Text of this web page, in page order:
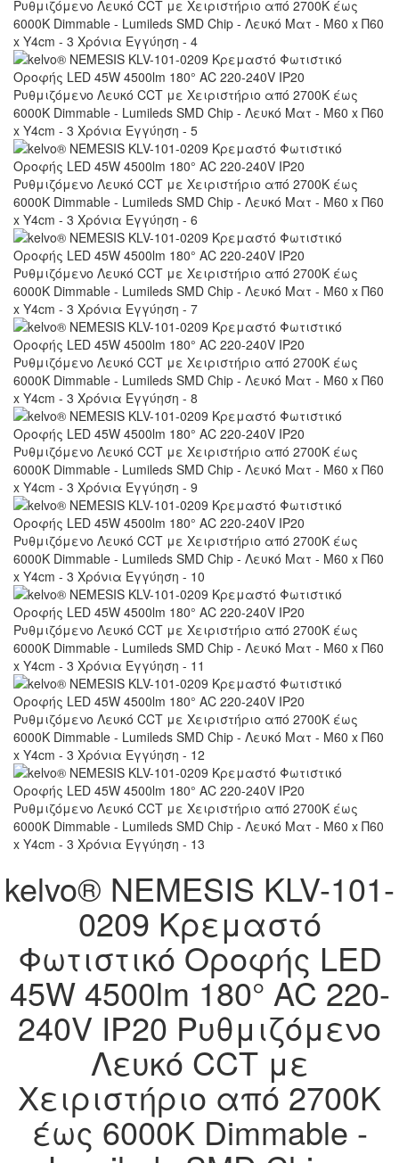
kelvo® NEMESIS KLV-101-
0209 Κρεμαστό
Φωτιστικό Οροφής LED
45W 4500lm 180° AC 220-
240V IP20 Ρυθμιζόμενο
Λευκό CCT με
Χειριστήριο από 2700K
έως 6000K Dimmable -